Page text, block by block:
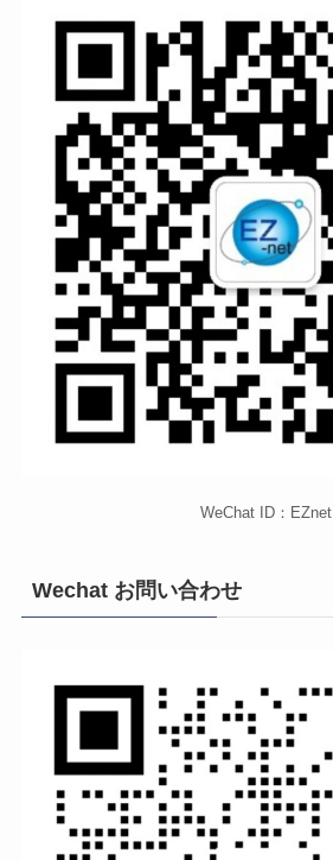
WeChat ID：EZnet
Wechat お問い合わせ